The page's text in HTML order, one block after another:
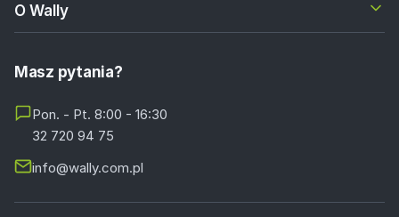
O Wally
Masz pytania?
Pon. - Pt. 8:00 - 16:30
32 720 94 75
info@wally.com.pl